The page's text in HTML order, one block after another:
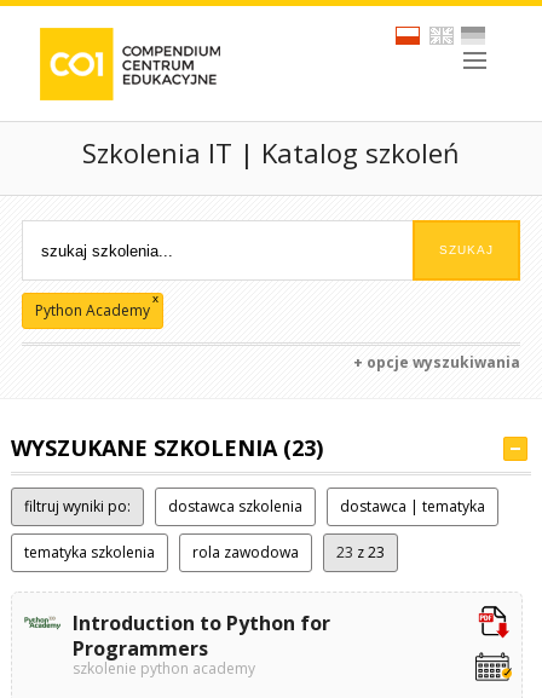
Szkolenia IT | Katalog szkoleń
Python Academy
x
+ opcje wyszukiwania
WYSZUKANE SZKOLENIA (23)
filtruj wyniki po: dostawca szkolenia dostawca | tematyka
tematyka szkolenia rola zawodowa 23 z 23
Introduction to Python for
Programmers
szkolenie python academy